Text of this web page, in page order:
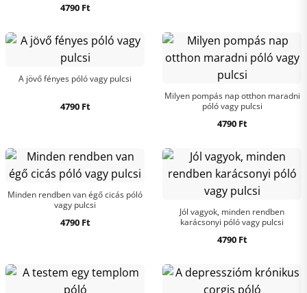
4790 Ft
A jövő fényes póló vagy pulcsi
4790 Ft
Milyen pompás nap otthon maradni
póló vagy pulcsi
4790 Ft
Minden rendben van égő cicás póló
vagy pulcsi
4790 Ft
Jól vagyok, minden rendben
karácsonyi póló vagy pulcsi
4790 Ft